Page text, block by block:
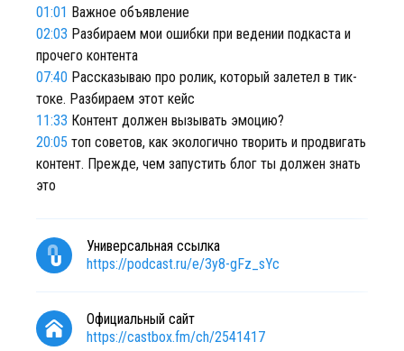
01:01 Важное объявление
02:03 Разбираем мои ошибки при ведении подкаста и
прочего контента
07:40 Рассказываю про ролик, который залетел в тик-
токе. Разбираем этот кейс
11:33 Контент должен вызывать эмоцию?
20:05 топ советов, как экологично творить и продвигать
контент. Прежде, чем запустить блог ты должен знать
это
Универсальная ссылка
https://podcast.ru/e/3y8-gFz_sYc
Официальный сайт
https://castbox.fm/ch/2541417